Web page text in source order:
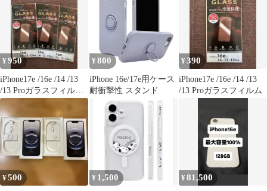
¥950
iPhone17e /16e /14 /13
/13 Proガラスフィルム3
枚
¥ 800
iPhone 16e/17e用ケース
耐衝撃性 スタンド
¥390
iPhone17e /16e /14 /13
/13 Proガラスフィルム
¥500 ¥ 1,500 ¥81,500